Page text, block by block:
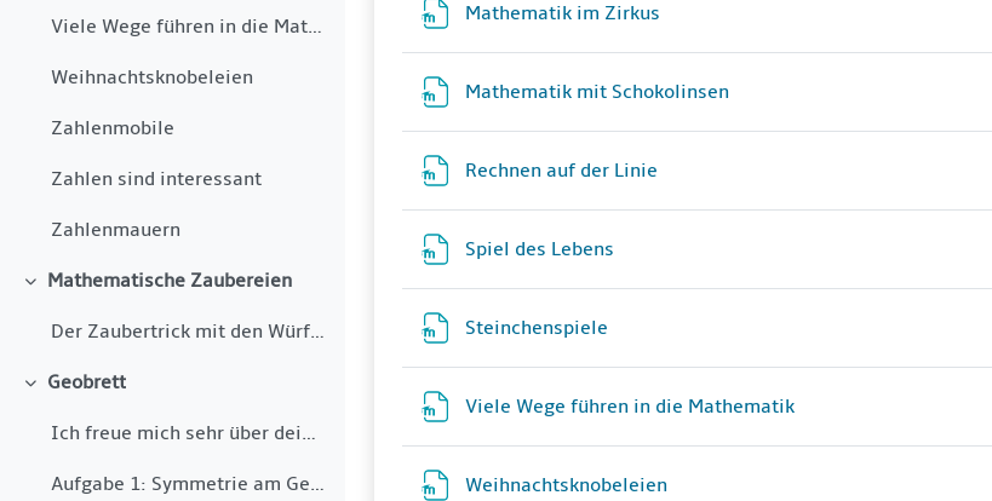
Viele Wege führen in die Mathematik
Weihnachtsknobeleien
Zahlenmobile
Zahlen sind interessant
Zahlenmauern
Einklappen
Mathematische Zaubereien
Der Zaubertrick mit den Würfeln
Einklappen
Geobrett
Ich freue mich sehr über dein Interesse an mathema...
Aufgabe 1: Symmetrie am Geobrett
Mathematik im Zirkus
Mathematik mit Schokolinsen
Rechnen auf der Linie
Spiel des Lebens
Steinchenspiele
Viele Wege führen in die Mathematik
Weihnachtsknobeleien